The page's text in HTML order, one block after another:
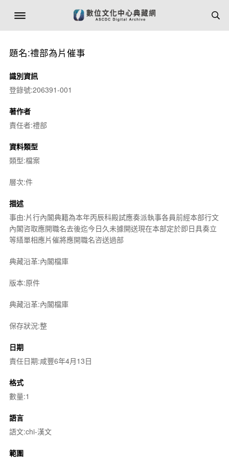
題名:禮部為片催事
識別資訊
登錄號:206391-001
著作者
責任者:禮部
資料類型
類型:檔案
層次:件
描述
事由:片行內閣典籍為本年丙辰科殿試應奏派執事各員前經本部行文
內閣咨取應開職名去後迄今日久未據開送現在本部定於即日具奏立
等繕單相應片催將應開職名咨送過部
典藏沿革:內閣檔庫
版本:原件
典藏沿革:內閣檔庫
保存狀況:整
日期
責任日期:咸豐6年4月13日
格式
數量:1
語言
語文:chi-漢文
範圍